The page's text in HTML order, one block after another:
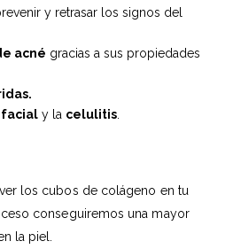
y retrasar los signos del
acné gracias a sus propiedades
y la celulitis
los cubos de colágeno en tu
conseguiremos una mayor
la piel.